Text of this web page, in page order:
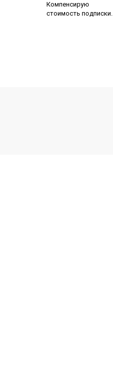
Компенсирую
стоимость подписки.